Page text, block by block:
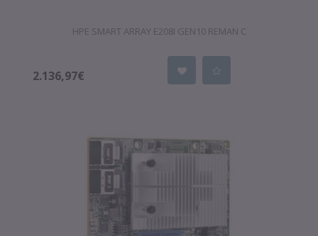
HPE SMART ARRAY E208I GEN10 REMAN C
2.136,97€